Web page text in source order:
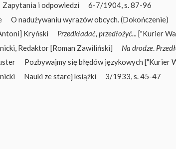
Zapytania i odpowiedzi
6-7/1904, s. 87-96
O nadużywaniu wyrazów obcych. (Dokończenie)
Kryński
Przedkładać, przedłożyć... ["Kurier
Redaktor [Roman Zawiliński] Na drodze
Pozbywajmy się błędów językowych ["Kurier
Nauki ze starej książki 3/1933, s. 45-47